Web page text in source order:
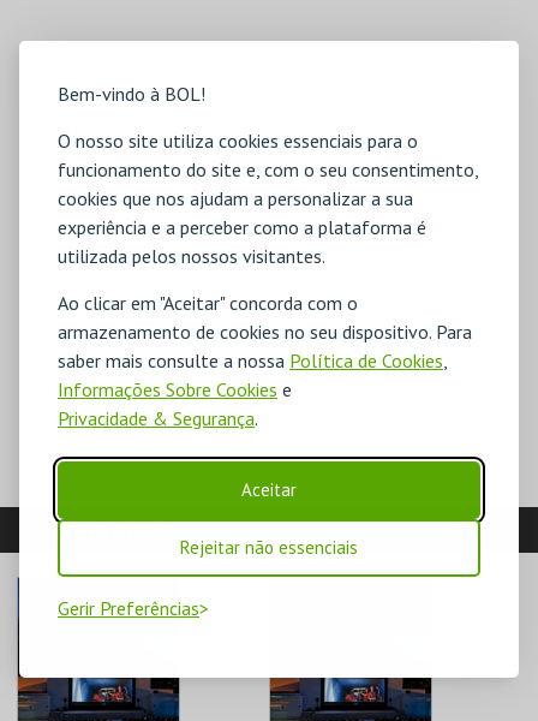
Bem-vindo à BOL!
O nosso site utiliza cookies essenciais para o
funcionamento do site e, com o seu consentimento,
cookies que nos ajudam a personalizar a sua
experiência e a perceber como a plataforma é
utilizada pelos nossos visitantes.
Ao clicar em "Aceitar" concorda com o
armazenamento de cookies no seu dispositivo. Para
saber mais consulte a nossa Política de Cookies,
Informações Sobre Cookies e
Privacidade & Segurança.
Aceitar
Rejeitar não essenciais
Gerir Preferências
VEJA AINDA: